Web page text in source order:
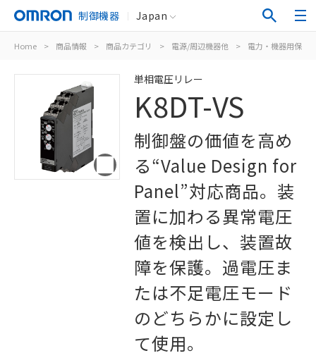
制御機器 Japan
Home > 商品情報 > 商品カテゴリ > 電源/周辺機器他 > 電力・機器用保護
単相電圧リレー
K8DT-VS
制御盤の価値を高め
る“Value Design for
Panel”対応商品。装
置に加わる異常電圧
値を検出し、装置故
障を保護。過電圧ま
たは不足電圧モード
のどちらかに設定し
て使用。